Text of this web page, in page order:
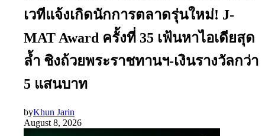
เวทีแจ้งเกิดนักการตลาดรุ่นใหม่! J-
MAT Award ครั้งที่ 35 เฟ้นหาไอเดียสุด
ล้ำ ชิงถ้วยพระราชทานฯ-เงินรางวัลกว่า
5 แสนบาท
byKhun Jarin
August 8, 2026